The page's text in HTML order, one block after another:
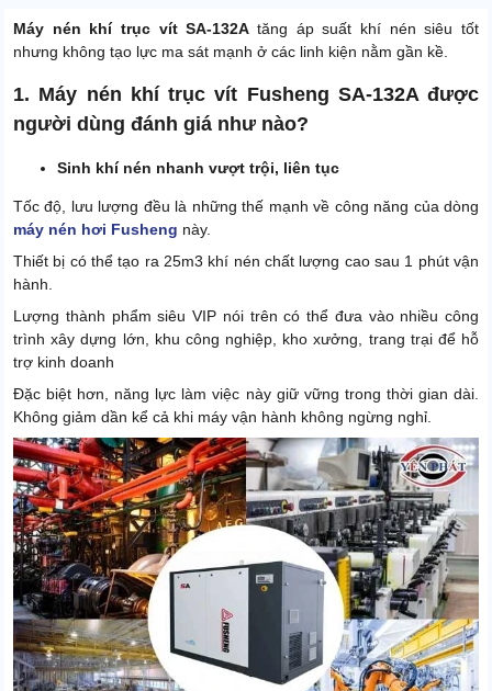
Máy nén khí trục vít SA-132A tăng áp suất khí nén siêu tốt
nhưng không tạo lực ma sát mạnh ở các linh kiện nằm gần kề.
1. Máy nén khí trục vít Fusheng SA-132A được
người dùng đánh giá như nào?
Sinh khí nén nhanh vượt trội, liên tục
Tốc độ, lưu lượng đều là những thế mạnh về công năng của dòng
máy nén hơi Fusheng này.
Thiết bị có thể tạo ra 25m3 khí nén chất lượng cao sau 1 phút vận
hành.
Lượng thành phẩm siêu VIP nói trên có thể đưa vào nhiều công
trình xây dựng lớn, khu công nghiệp, kho xưởng, trang trại để hỗ
trợ kinh doanh
Đặc biệt hơn, năng lực làm việc này giữ vững trong thời gian dài.
Không giảm dần kể cả khi máy vận hành không ngừng nghỉ.